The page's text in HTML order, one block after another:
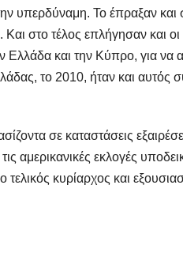
υπερδύναμη. Το έπραξαν και
στο τέλος επλήγησαν και οι
Ελλάδα και την Κύπρο, για να
το 2010, ήταν και αυτός
σε καταστάσεις
αμερικανικές εκλογές
κυρίαρχος και